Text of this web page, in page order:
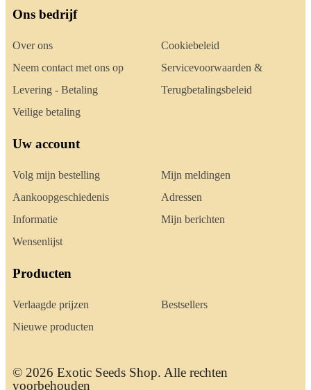
Ons bedrijf
Over ons
Neem contact met ons op
Levering - Betaling
Veilige betaling
Cookiebeleid
Servicevoorwaarden &
Terugbetalingsbeleid
Uw account
Volg mijn bestelling
Aankoopgeschiedenis
Informatie
Wensenlijst
Mijn meldingen
Adressen
Mijn berichten
Producten
Verlaagde prijzen
Nieuwe producten
Bestsellers
© 2026 Exotic Seeds Shop. Alle rechten
voorbehouden